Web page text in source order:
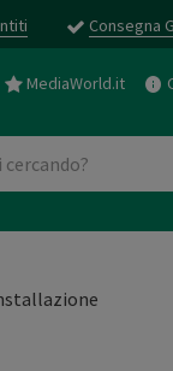
Consegna
MediaWorld.it